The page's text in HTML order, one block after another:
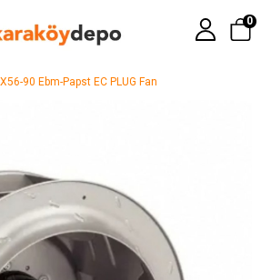
0
90 Ebm-Papst EC PLUG Fan